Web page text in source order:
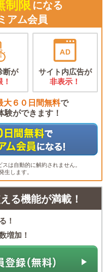
制限になる
アム会員
断が
サイト内広告が
非表示！
大６０日間無料で
ができます！
は自動的に解約されません。
します。
る機能が満載！
！
増加！